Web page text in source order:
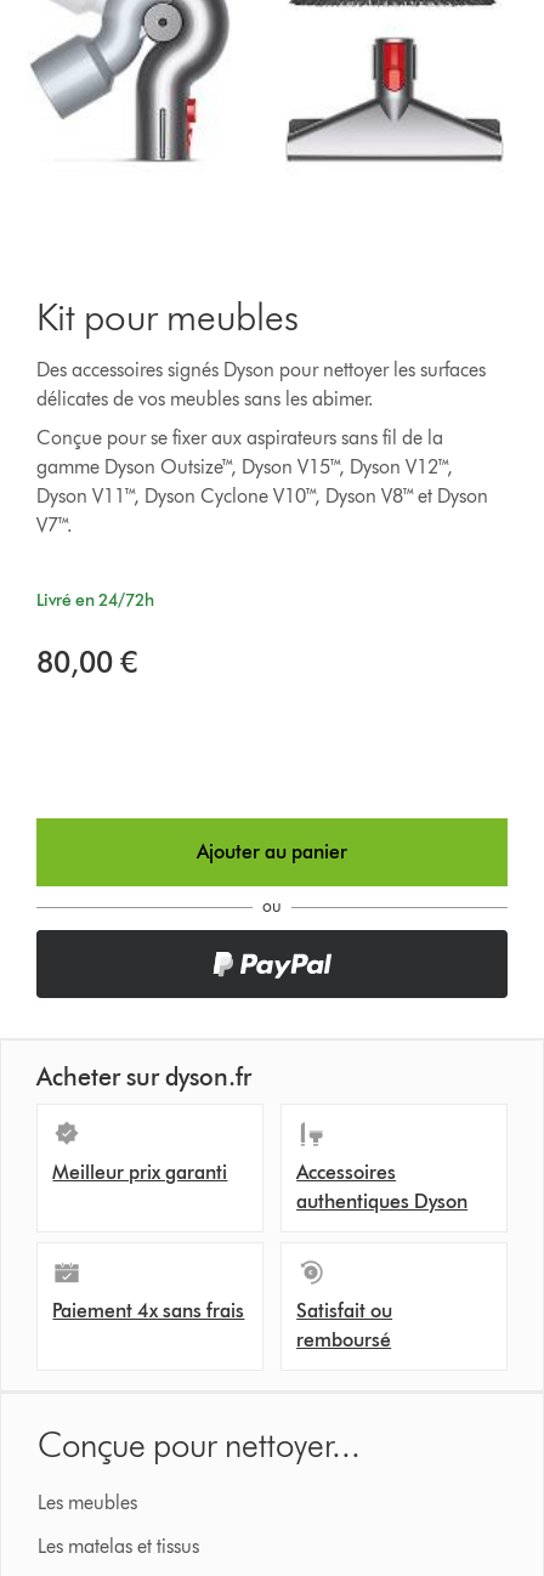
Kit pour meubles
Des accessoires signés Dyson pour nettoyer les surfaces
délicates de vos meubles sans les abimer.
Conçue pour se fixer aux aspirateurs sans fil de la
gamme Dyson Outsize™, Dyson V15™, Dyson V12™,
Dyson V11™, Dyson Cyclone V10™, Dyson V8™ et Dyson
V7™.
Livré en 24/72h
80,00 €
Ajouter au panier
ou
Acheter sur dyson.fr
Meilleur prix garanti
Accessoires
authentiques Dyson
Paiement 4x sans frais
Satisfait ou
remboursé
Conçue pour nettoyer...
Les meubles
Les matelas et tissus